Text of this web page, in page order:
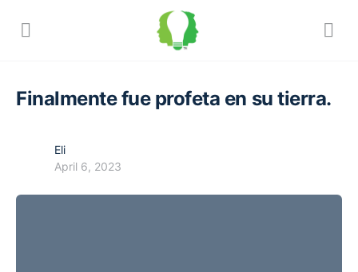
Finalmente fue profeta en su tierra.
Eli
April 6, 2023